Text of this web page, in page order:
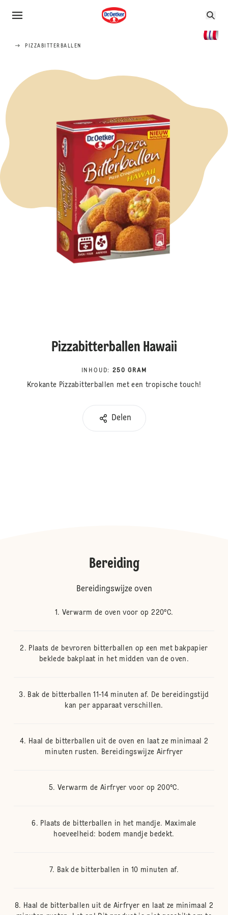
PIZZABITTERBALLEN
Pizzabitterballen Hawaii
INHOUD: 250 GRAM
Krokante Pizzabitterballen met een tropische touch!
Delen
Bereiding
Bereidingswijze oven
Verwarm de oven voor op 220°C.
Plaats de bevroren bitterballen op een met bakpapier
beklede bakplaat in het midden van de oven.
Bak de bitterballen 11-14 minuten af. De bereidingstijd
kan per apparaat verschillen.
Haal de bitterballen uit de oven en laat ze minimaal 2
minuten rusten. Bereidingswijze Airfryer
Verwarm de Airfryer voor op 200°C.
Plaats de bitterballen in het mandje. Maximale
hoeveelheid: bodem mandje bedekt.
Bak de bitterballen in 10 minuten af.
Haal de bitterballen uit de Airfryer en laat ze minimaal 2